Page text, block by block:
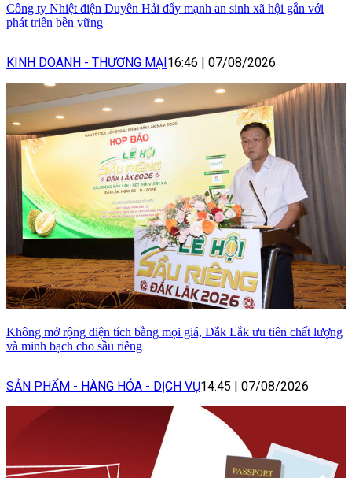
Công ty Nhiệt điện Duyên Hải đẩy mạnh an sinh xã hội gắn với
phát triển bền vững
KINH DOANH - THƯƠNG MẠI16:46 | 07/08/2026
Không mở rộng diện tích bằng mọi giá, Đắk Lắk ưu tiên chất lượng
và minh bạch cho sầu riêng
SẢN PHẨM - HÀNG HÓA - DỊCH VỤ14:45 | 07/08/2026